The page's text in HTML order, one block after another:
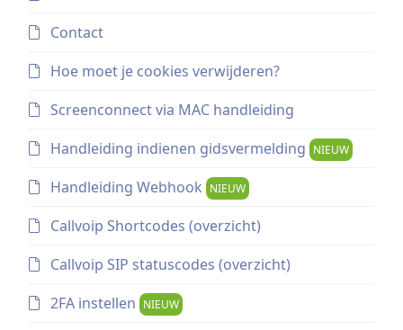
Contact
Hoe moet je cookies verwijderen?
Screenconnect via MAC handleiding
Handleiding indienen gidsvermelding NIEUW
Handleiding Webhook NIEUW
Callvoip Shortcodes (overzicht)
Callvoip SIP statuscodes (overzicht)
2FA instellen NIEUW